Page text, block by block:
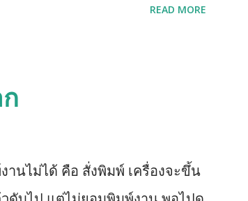
เป็นแท่งเสียบอยู่ด้านข้าง)
READ MORE
นไม่ได้ คือ สั่งพิมพ์ เครื่องจะขึ้น